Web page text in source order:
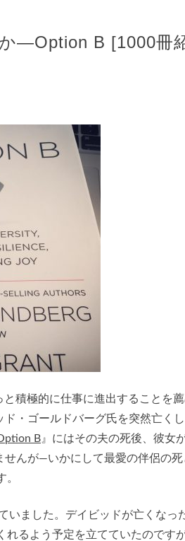
—Option B [1000冊
積極的に仕事に進出することを
・ゴールドバーグ氏を突然亡く
B 』にはその夫の死後、彼女
んが—いかにして最愛の伴侶の死
いました。デイビッドが亡くなっ
るよう予定を立てていたのです